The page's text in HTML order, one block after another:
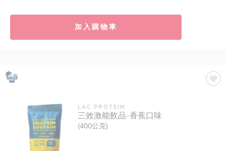
加入購物車
LAC PROTEIN
三效激能飲品-香蕉口味
(400公克)